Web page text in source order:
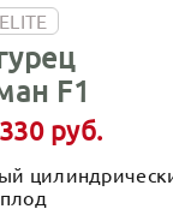
ELITE
F1
руб.
плод